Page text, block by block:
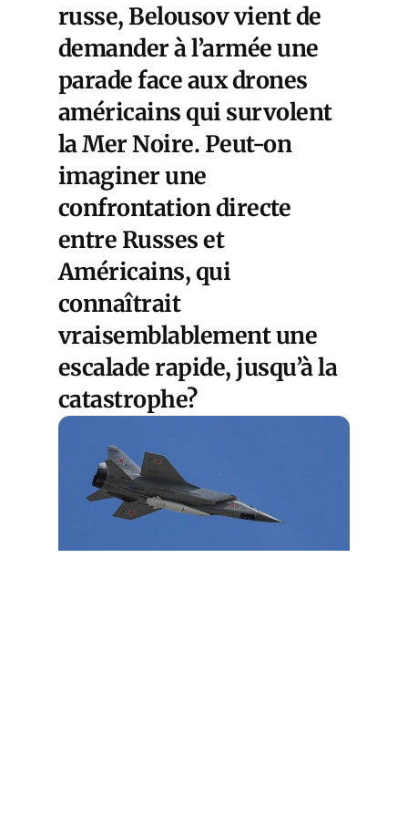
russe, Belousov vient de
demander à l’armée une
parade face aux drones
américains qui survolent
la Mer Noire. Peut-on
imaginer une
confrontation directe
entre Russes et
Américains, qui
connaîtrait
vraisemblablement une
escalade rapide, jusqu’à la
catastrophe?